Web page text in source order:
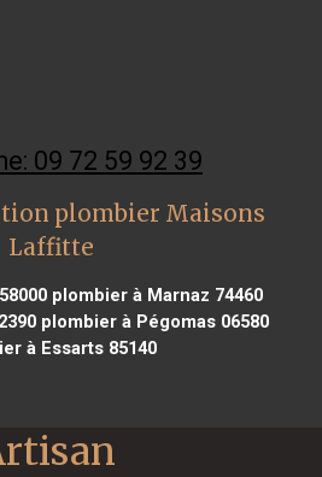
09 72 59 92 39
plombier Maisons
Laffitte
plombier à Marnaz 74460
plombier à Pégomas 06580
à Essarts 85140